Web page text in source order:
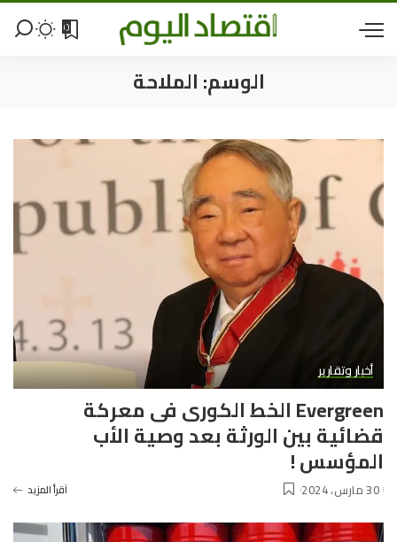
0
الوسم:الملاحة
أخبار وتقارير
Evergreen الخط الكورى فى معركة
قضائية بين الورثة بعد وصية الأب
المؤسس !
30 مارس، 2024 آقرأ المزيد